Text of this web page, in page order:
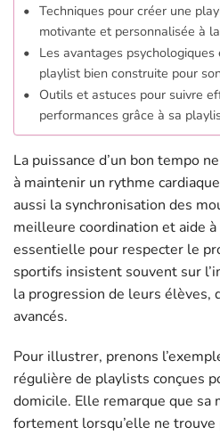
Techniques pour créer une
motivante et personnalisée à
Les avantages psychologiques
playlist bien construite pour
Outils et astuces pour suivre
performances grâce à sa
La puissance d’un bon tempo
à maintenir un rythme
aussi la synchronisation des
meilleure coordination et aide
essentielle pour respecter le
sportifs insistent souvent sur
la progression de leurs élèves,
avancés.
Pour illustrer, prenons
régulière de playlists conçues
domicile. Elle remarque que sa
fortement lorsqu’elle ne trouve